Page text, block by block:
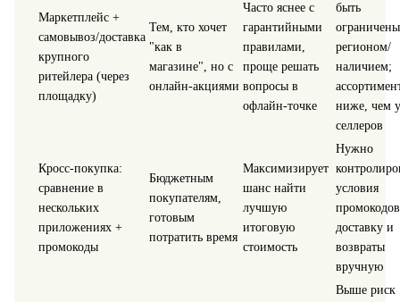
Маркетплейс +
самовывоз/доставка
крупного
ритейлера (через
площадку)
Тем, кто хочет
"как в
магазине", но с
онлайн‑акциями
Часто яснее с
гарантийными
правилами,
проще решать
вопросы в
офлайн‑точке
быть
ограничены
регионом/
наличием;
ниже, чем у
селлеров
Кросс‑покупка:
сравнение в
нескольких
приложениях +
промокоды
Бюджетным
покупателям,
готовым
потратить время
Максимизирует
шанс найти
лучшую
итоговую
стоимость
Нужно
условия
доставку и
возвраты
вручную
Выше риск